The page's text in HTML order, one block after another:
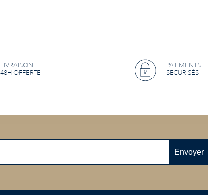
LIVRAISON
48H OFFERTE
PAIEMENTS
SECURISÉS
Envoyer